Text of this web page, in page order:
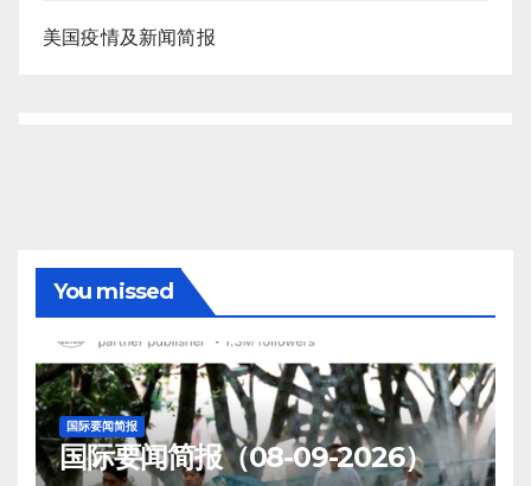
美国疫情及新闻简报
You missed
国际要闻简报
国际要闻简报（08-09-2026）